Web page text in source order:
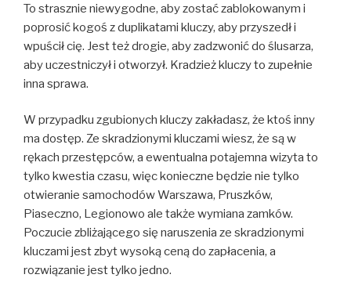
To strasznie niewygodne, aby zostać zablokowanym i
poprosić kogoś z duplikatami kluczy, aby przyszedł i
wpuścił cię. Jest też drogie, aby zadzwonić do ślusarza,
aby uczestniczył i otworzył. Kradzież kluczy to zupełnie
inna sprawa.
W przypadku zgubionych kluczy zakładasz, że ktoś inny
ma dostęp. Ze skradzionymi kluczami wiesz, że są w
rękach przestępców, a ewentualna potajemna wizyta to
tylko kwestia czasu, więc konieczne będzie nie tylko
otwieranie samochodów Warszawa, Pruszków,
Piaseczno, Legionowo ale także wymiana zamków.
Poczucie zbliżającego się naruszenia ze skradzionymi
kluczami jest zbyt wysoką ceną do zapłacenia, a
rozwiązanie jest tylko jedno.